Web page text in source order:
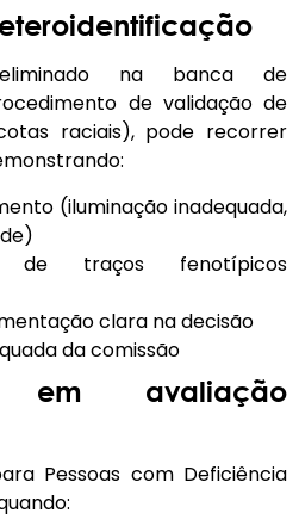
na banca de
de validação de
raciais), pode recorrer
(iluminação inadequada,
de traços fenotípicos
clara na decisão
da comissão
em avaliação
Pessoas com Deficiência